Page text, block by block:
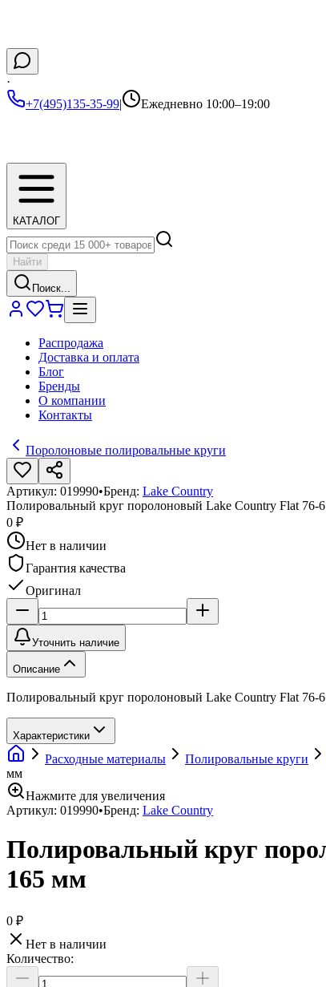
·
+7(495)135-35-99| Ежедневно 10:00–19:00
КАТАЛОГ
Найти
Поиск...
Распродажа
Доставка и оплата
Блог
Бренды
О компании
Контакты
Поролоновые полировальные круги
Артикул: 019990•Бренд: Lake Country
Полировальный круг поролоновый Lake Country Flat
0 ₽
Нет в наличии
Гарантия качества
Оригинал
Уточнить наличие
Описание
Полировальный круг поролоновый Lake Country Flat
Характеристики
Расходные материалы Полировальные круги
мм
Нажмите для увеличения
Артикул: 019990•Бренд: Lake Country
Полировальный круг
165 мм
0 ₽
Нет в наличии
Количество: